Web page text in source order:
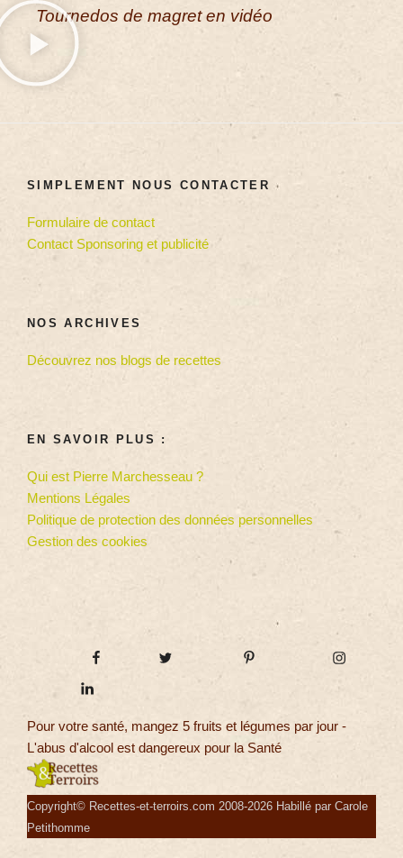
Tournedos de magret en vidéo
SIMPLEMENT NOUS CONTACTER
Formulaire de contact
Contact Sponsoring et publicité
NOS ARCHIVES
Découvrez nos blogs de recettes
EN SAVOIR PLUS :
Qui est Pierre Marchesseau ?
Mentions Légales
Politique de protection des données personnelles
Gestion des cookies
Pour votre santé, mangez 5 fruits et légumes par jour -
L'abus d'alcool est dangereux pour la Santé
Copyright© Recettes-et-terroirs.com 2008-2026 Habillé par Carole
Petithomme